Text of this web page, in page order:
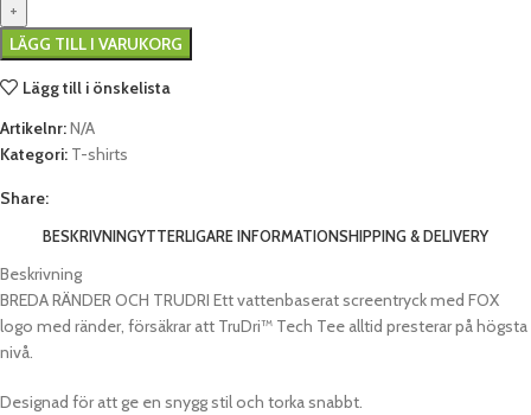
LÄGG TILL I VARUKORG
Lägg till i önskelista
Artikelnr:N/A
Kategori: T-shirts
Share:
BESKRIVNINGYTTERLIGARE INFORMATIONSHIPPING & DELIVERY
Beskrivning
BREDA RÄNDER OCH TRUDRI Ett vattenbaserat screentryck med FOX
logo med ränder, försäkrar att TruDri™ Tech Tee alltid presterar på högsta
nivå.
Designad för att ge en snygg stil och torka snabbt.